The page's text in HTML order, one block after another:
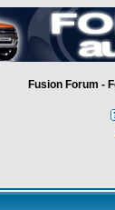
Fusion Forum -